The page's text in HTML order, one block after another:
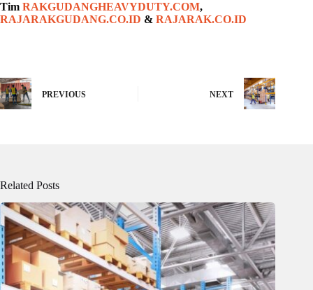
Tim RAKGUDANGHEAVYDUTY.COM,
RAJARAKGUDANG.CO.ID & RAJARAK.CO.ID
PREVIOUS NEXT
Related Posts